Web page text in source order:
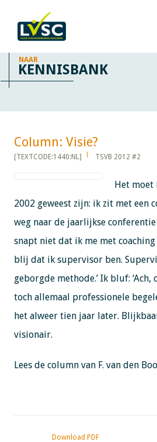
NAAR
KENNISBANK
Column: Visie?​​​​​​
[TEXTCODE:1440:NL] TSVB 2012 #2
Het moet
2002 geweest zijn: ik zit met een
weg naar de jaarlijkse conferentie
snapt niet dat ik me met coaching
blij dat ik supervisor ben.
geborgde methode.’ Ik bluf:
toch allemaal professionele
het alweer tien jaar later.
visionair.
Lees de column van F. van den
Download PDF